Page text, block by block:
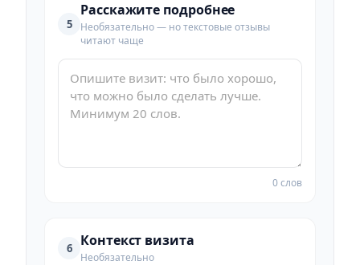
5
Расскажите подробнее
Необязательно — но текстовые отзывы
читают чаще
0 слов
6 Контекст визита
Необязательно